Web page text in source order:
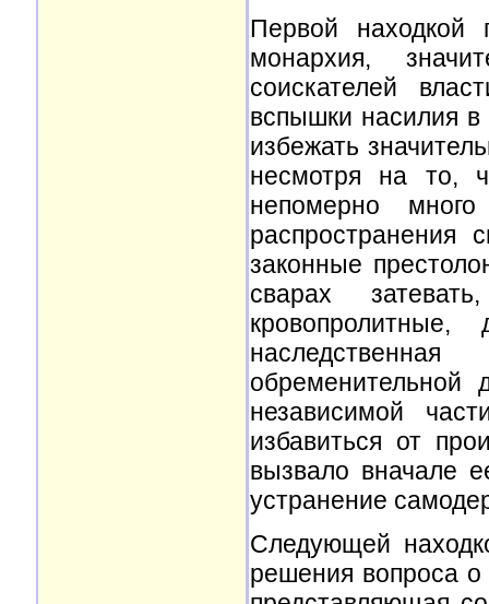
Первой находкой
монархия,
соискателей
вспышки насилия
избежать
несмотря на то,
непомерно
распространения
законные
сварах
обременительной
независимой
избавиться от
вызвало вначале
устранение
Следующей
решения вопроса о